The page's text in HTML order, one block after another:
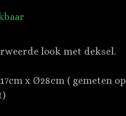
look met deksel.
x Ø28cm ( gemeten op